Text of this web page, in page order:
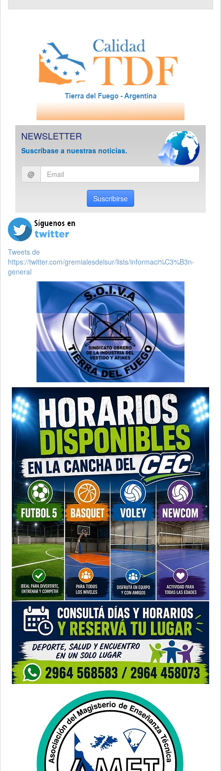
NEWSLETTER
Suscríbase a nuestras noticias.
Ingresar
email
@
Suscribirse
Tweets de
https://twitter.com/gremialesdelsur/lists/informaci%C3%B3n-
general